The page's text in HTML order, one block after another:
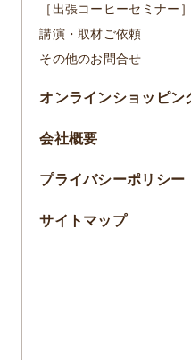
［出張コーヒーセミナー］
講演・取材ご依頼
その他のお問合せ
オンラインショッピン
会社概要
プライバシーポリシー
サイトマップ